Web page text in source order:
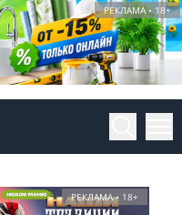
РЕКЛАМА • 18+
РЕКЛАМА • 18+